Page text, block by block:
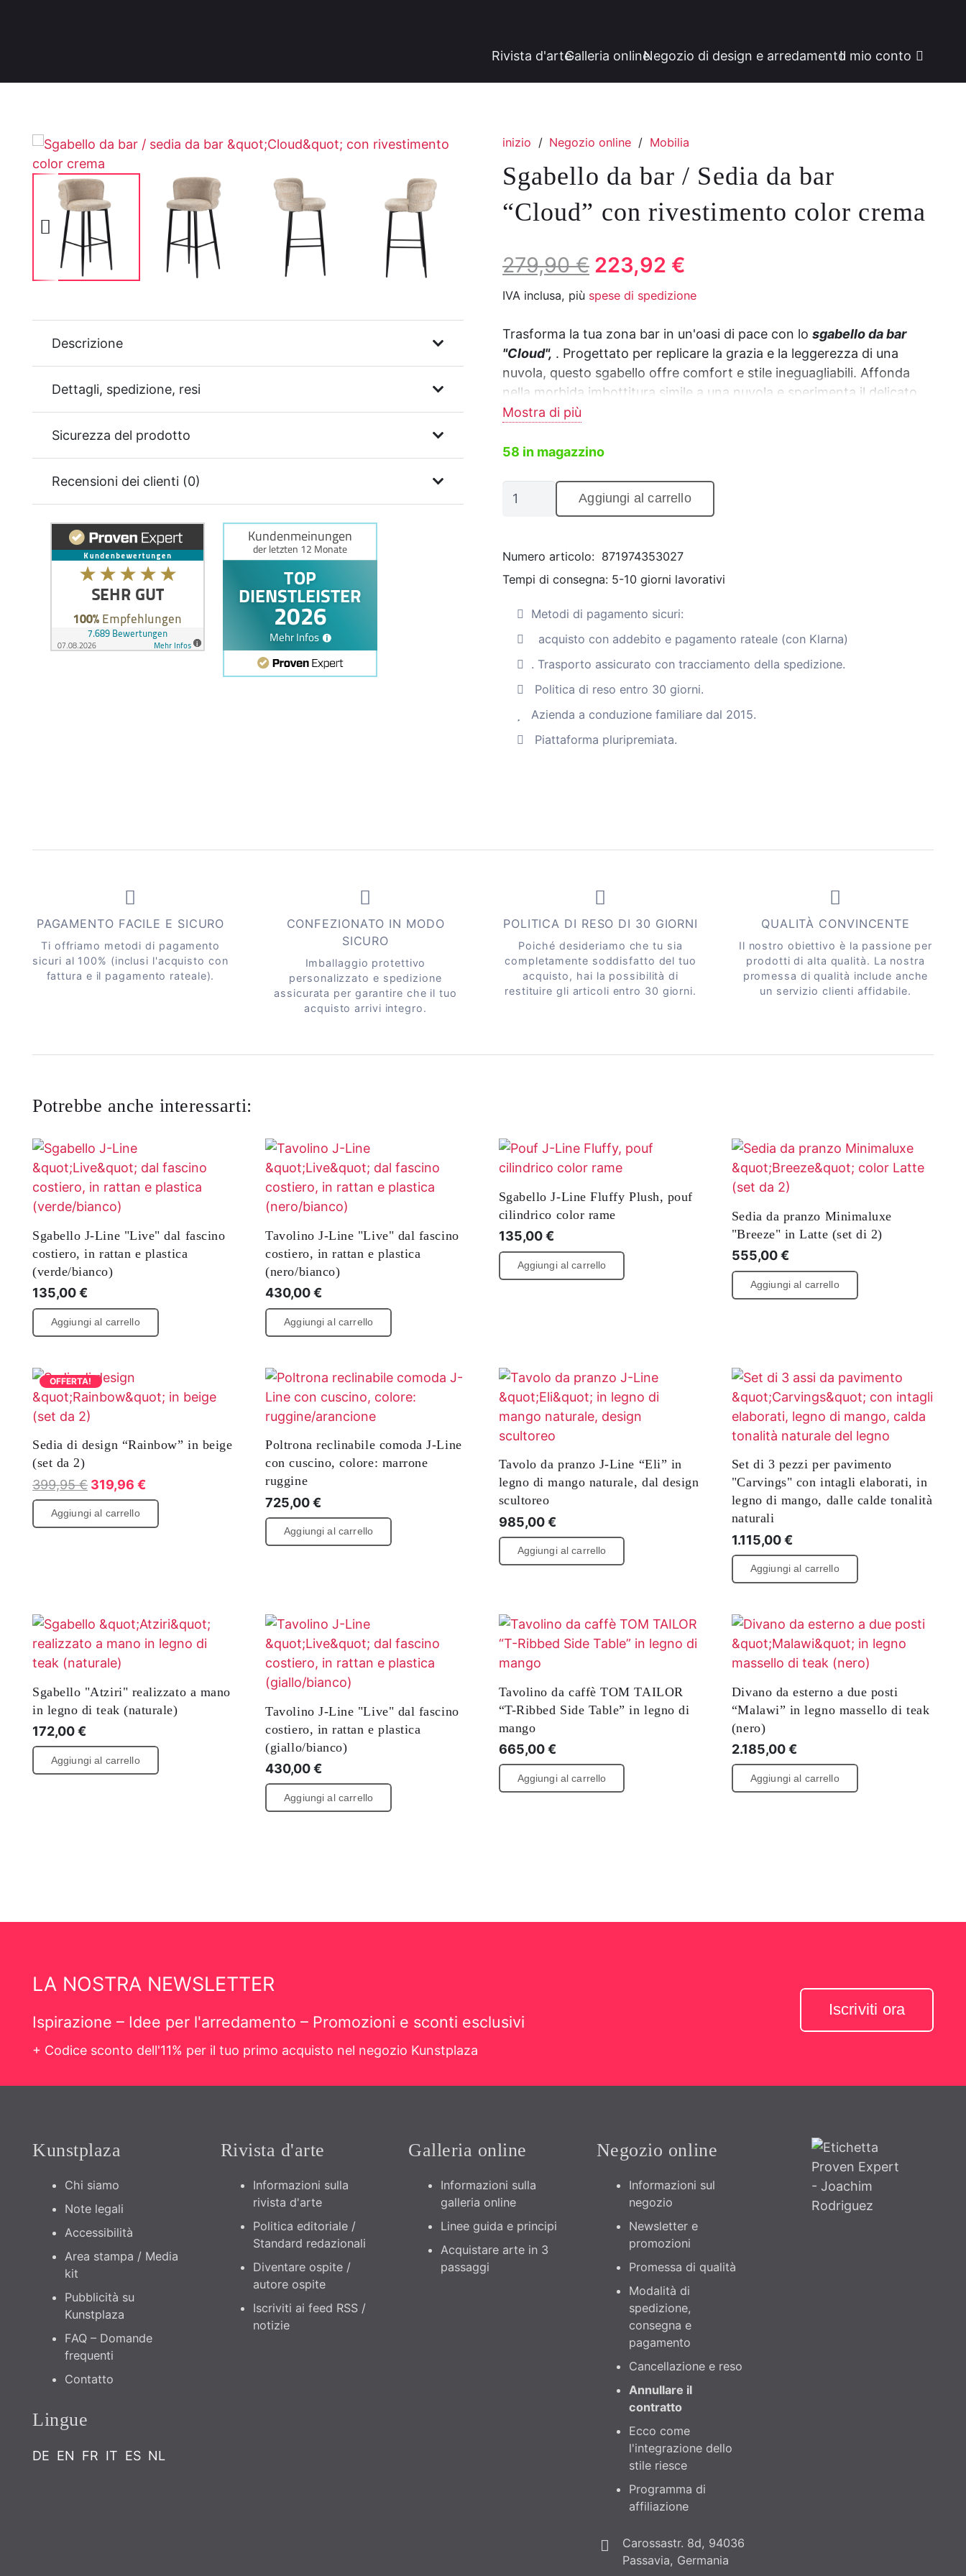
Rivista d'arteGalleria onlineNegozio di design e arredamentoIl mio conto
Descrizione
Dettagli, spedizione, resi
Sicurezza del prodotto
Recensioni dei clienti (0)
inizio / Negozio online / Mobilia
Sgabello da bar / Sedia da bar
“Cloud” con rivestimento color crema
Il
prezzo
originale
era:
€
279,90
279,90€Il
prezzo
attuale
è:
€279,90.
223,92 €
IVA inclusa, più spese di spedizione
Trasforma la tua zona bar in un'oasi di pace con lo sgabello da bar
"Cloud", . Progettato per replicare la grazia e la leggerezza di una
nuvola, questo sgabello offre comfort e stile ineguagliabili. Affonda
nella morbida imbottitura simile a una nuvola e sperimenta il delicato
sostegno offerto dalla schiuma ad alta densità.
Mostra di più
58 in magazzino
da
bar
con
rivestimento
color
Quantità
Aggiungi al carrello
Numero articolo: 871974353027
Tempi di consegna: 5-10 giorni lavorativi
Metodi di pagamento sicuri:
acquisto con addebito e pagamento rateale (con Klarna)
. Trasporto assicurato con tracciamento della spedizione.
Politica di reso entro 30 giorni.
Azienda a conduzione familiare dal 2015.
Piattaforma pluripremiata.
PAGAMENTO FACILE E SICURO
Ti offriamo metodi di pagamento
sicuri al 100% (inclusi l'acquisto con
fattura e il pagamento rateale).
CONFEZIONATO IN MODO
SICURO
Imballaggio protettivo
personalizzato e spedizione
assicurata per garantire che il tuo
acquisto arrivi integro.
POLITICA DI RESO DI 30 GIORNI
Poiché desideriamo che tu sia
completamente soddisfatto del tuo
acquisto, hai la possibilità di
restituire gli articoli entro 30 giorni.
QUALITÀ CONVINCENTE
Il nostro obiettivo è la passione per
prodotti di alta qualità. La nostra
promessa di qualità include anche
un servizio clienti affidabile.
Potrebbe anche interessarti:
Sgabello J-Line "Live" dal fascino
costiero, in rattan e plastica
(verde/bianco)
135,00€
Aggiungi al carrello
Tavolino J-Line "Live" dal fascino
costiero, in rattan e plastica
(nero/bianco)
430,00€
Aggiungi al carrello
Sgabello J-Line Fluffy Plush, pouf
cilindrico color rame
135,00€
Aggiungi al carrello
Sedia da pranzo Minimaluxe
"Breeze" in Latte (set di 2)
555,00€
Aggiungi al carrello
OFFERTA!
Sedia di design “Rainbow” in beige
(set da 2)
Il
prezzo
originale
399,95€Il
prezzo
attuale
319,96 €
Aggiungi al carrello
Poltrona reclinabile comoda J-Line
con cuscino, colore: marrone
ruggine
725,00€
Aggiungi al carrello
Tavolo da pranzo J-Line “Eli” in
legno di mango naturale, dal design
scultoreo
985,00€
Aggiungi al carrello
Set di 3 pezzi per pavimento
"Carvings" con intagli elaborati, in
legno di mango, dalle calde tonalità
naturali
1.115,00€
Aggiungi al carrello
Sgabello "Atziri" realizzato a mano
in legno di teak (naturale)
172,00€
Aggiungi al carrello
Tavolino J-Line "Live" dal fascino
costiero, in rattan e plastica
(giallo/bianco)
430,00€
Aggiungi al carrello
Tavolino da caffè TOM TAILOR
“T-Ribbed Side Table” in legno di
mango
665,00€
Aggiungi al carrello
Divano da esterno a due posti
“Malawi” in legno massello di teak
(nero)
2.185,00€
Aggiungi al carrello
LA NOSTRA NEWSLETTER
Ispirazione – Idee per l'arredamento – Promozioni e sconti esclusivi
+ Codice sconto dell'11% per il tuo primo acquisto nel negozio Kunstplaza
Iscriviti ora
Kunstplaza
Chi siamo
Note legali
Accessibilità
Area stampa / Media
kit
Pubblicità su
Kunstplaza
FAQ – Domande
frequenti
Contatto
Lingue
DE EN FR IT ES NL
Rivista d'arte
Informazioni sulla
rivista d'arte
Politica editoriale /
Standard redazionali
Diventare ospite /
autore ospite
Iscriviti ai feed RSS /
notizie
Galleria online
Informazioni sulla
galleria online
Linee guida e principi
Acquistare arte in 3
passaggi
Negozio online
Informazioni sul
negozio
Newsletter e
promozioni
Promessa di qualità
Modalità di
spedizione,
consegna e
pagamento
Cancellazione e reso
Annullare il
contratto
Ecco come
l'integrazione dello
stile riesce
Programma di
affiliazione
Carossastr. 8d, 94036
Passavia, Germania